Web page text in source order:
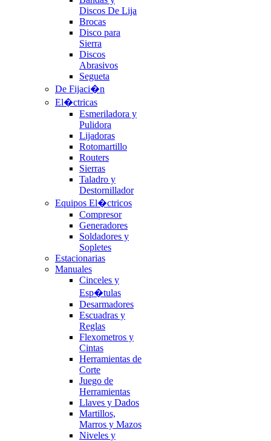
Discos De Lija
Brocas
Disco para
Sierra
Discos
Abrasivos
Segueta
De Fijaci�n
El�ctricas
Esmeriladora y
Pulidora
Lijadoras
Rotomartillo
Routers
Sierras
Taladro y
Destornillador
Equipos El�ctricos
Compresor
Generadores
Soldadores y
Sopletes
Estacionarias
Manuales
Cinceles y
Esp�tulas
Desarmadores
Escuadras y
Reglas
Flexometros y
Cintas
Herramientas de
Corte
Juego de
Herramientas
Llaves y Dados
Martillos,
Marros y Mazos
Niveles y